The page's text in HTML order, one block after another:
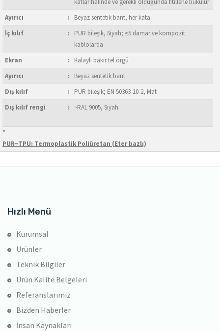
Ayırıcı
:
Beyaz sentetik bant, her kata
İç kılıf
:
PUR bileşik, Siyah; ≤5 damar ve kompozit
kablolarda
Ekran
:
Kalaylı bakır tel örgü
Ayırıcı
:
Beyaz sentetik bant
Dış kılıf
:
PUR bileşik; EN 50363-10-2, Mat
Dış kılıf rengi
: ~RAL 9005, Siyah
*
PUR~TPU: Termoplastik Poliüretan (Eter bazlı)
Hızlı Menü
Kurumsal
Ürünler
Teknik Bilgiler
Ürün Kalite Belgeleri
Referanslarımız
Bizden Haberler
İnsan Kaynakları